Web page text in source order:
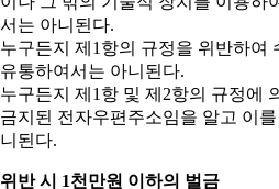
서는 아니된다.
누구든지 제1항의 규정을 위반하여
유통하여서는 아니된다.
누구든지 제1항 및 제2항의 규정에
금지된 전자우편주소임을 알고 이
니된다.
위반 시 1천만원 이하의 벌금